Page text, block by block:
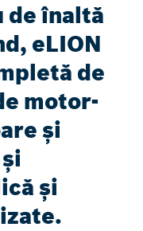
de înaltă
eLION
de
motor-
și
și